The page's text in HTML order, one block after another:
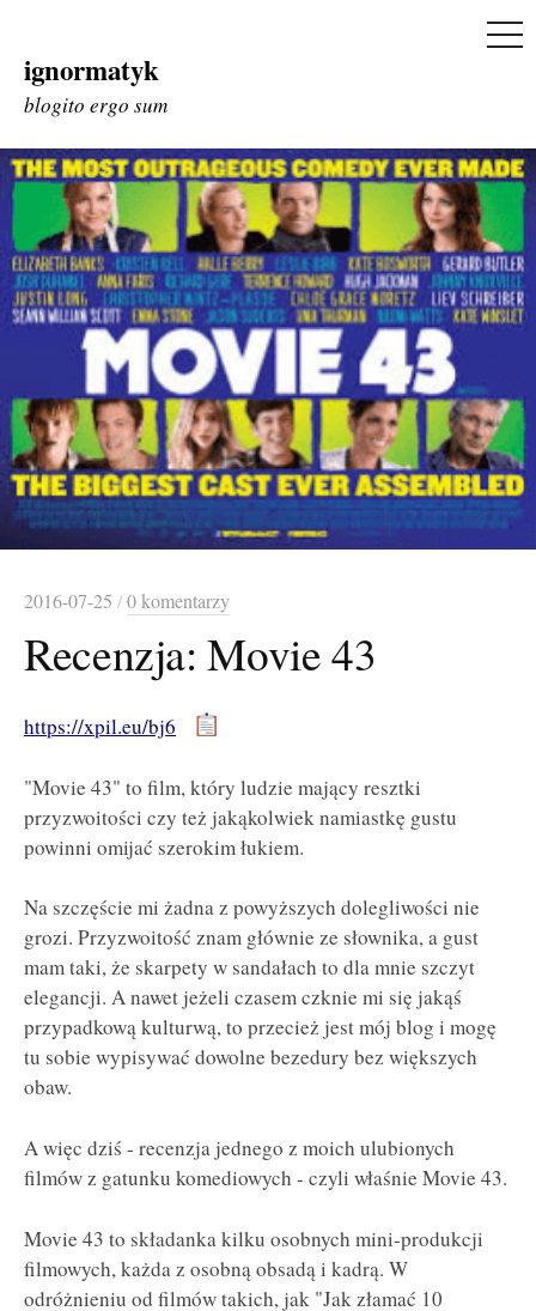
Skip
to
ignormatyk
blogito ergo sum
2016-07-25 /0 komentarzy
Recenzja: Movie 43
https://xpil.eu/bj6
"Movie 43" to film, który ludzie mający resztki
przyzwoitości czy też jakąkolwiek namiastkę gustu
powinni omijać szerokim łukiem.
Na szczęście mi żadna z powyższych dolegliwości nie
grozi. Przyzwoitość znam głównie ze słownika, a gust
mam taki, że skarpety w sandałach to dla mnie szczyt
elegancji. A nawet jeżeli czasem czknie mi się jakąś
przypadkową kulturwą, to przecież jest mój blog i mogę
tu sobie wypisywać dowolne bezedury bez większych
obaw.
A więc dziś - recenzja jednego z moich ulubionych
filmów z gatunku komediowych - czyli właśnie Movie 43.
Movie 43 to składanka kilku osobnych mini-produkcji
filmowych, każda z osobną obsadą i kadrą. W
odróżnieniu od filmów takich, jak "Jak złamać 10